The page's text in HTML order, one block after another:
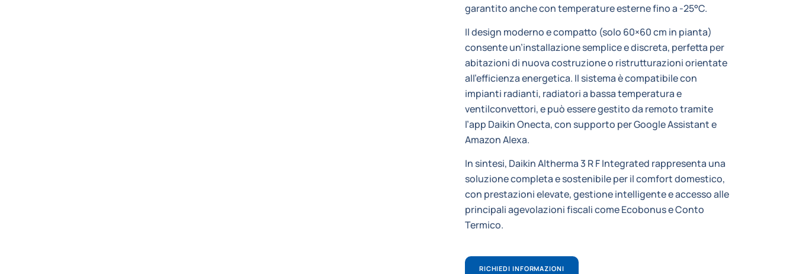
garantito anche con temperature esterne fino a -25°C.
Il design moderno e compatto (solo 60×60 cm in pianta)
consente un’installazione semplice e discreta, perfetta per
abitazioni di nuova costruzione o ristrutturazioni orientate
all’efficienza energetica. Il sistema è compatibile con
impianti radianti, radiatori a bassa temperatura e
ventilconvettori, e può essere gestito da remoto tramite
l’app Daikin Onecta, con supporto per Google Assistant e
Amazon Alexa.
In sintesi, Daikin Altherma 3 R F Integrated rappresenta una
soluzione completa e sostenibile per il comfort domestico,
con prestazioni elevate, gestione intelligente e accesso alle
principali agevolazioni fiscali come Ecobonus e Conto
Termico.
RICHIEDI INFORMAZIONI